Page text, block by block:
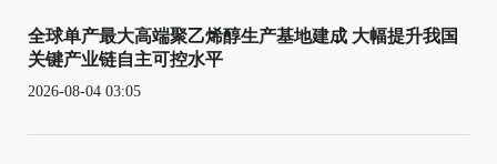
全球单产最大高端聚乙烯醇生产基地建成 大幅提升我国
关键产业链自主可控水平
2026-08-04 03:05